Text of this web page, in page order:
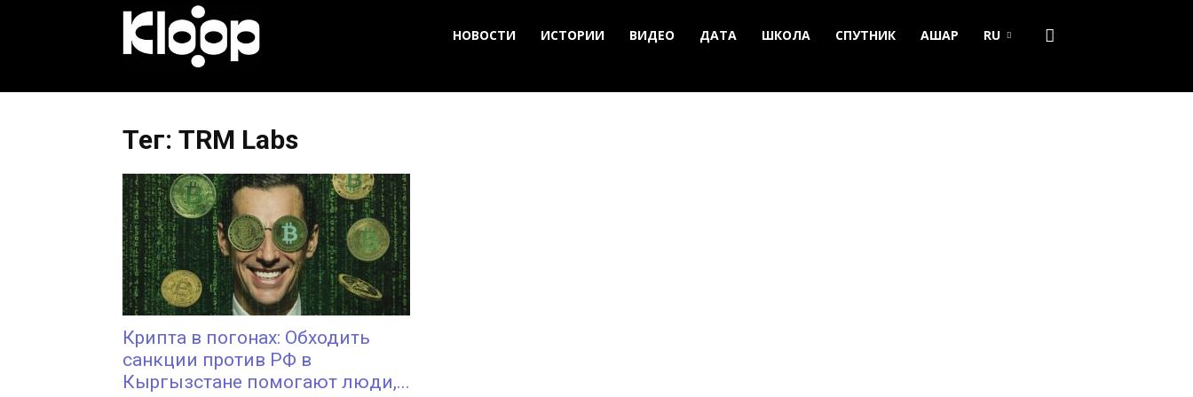
Новости
Кыргызстана
НОВОСТИ ИСТОРИИ ВИДЕО ДАТА ШКОЛА СПУТНИК АШАР RU
Тег: TRM Labs
Крипта в погонах: Обходить
санкции против РФ в
Кыргызстане помогают люди,...